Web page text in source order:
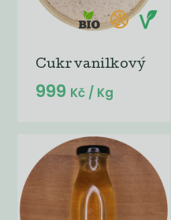
Cukr vanilkový
999 Kč / Kg